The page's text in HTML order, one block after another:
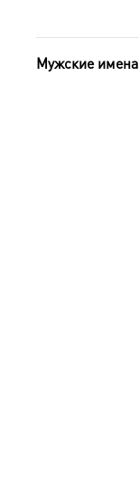
Мужские имена